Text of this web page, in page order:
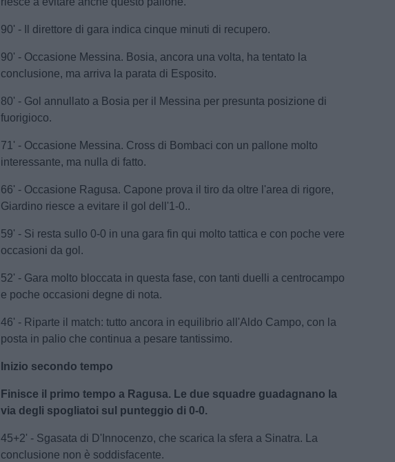
90' - Il direttore di gara indica cinque minuti di recupero.
90' - Occasione Messina. Bosia, ancora una volta, ha tentato la
conclusione, ma arriva la parata di Esposito.
80' - Gol annullato a Bosia per il Messina per presunta posizione di
fuorigioco.
71' - Occasione Messina. Cross di Bombaci con un pallone molto
interessante, ma nulla di fatto.
66' - Occasione Ragusa. Capone prova il tiro da oltre l'area di rigore,
Giardino riesce a evitare il gol dell'1-0..
59' - Si resta sullo 0-0 in una gara fin qui molto tattica e con poche vere
occasioni da gol.
52' - Gara molto bloccata in questa fase, con tanti duelli a centrocampo
e poche occasioni degne di nota.
46' - Riparte il match: tutto ancora in equilibrio all'Aldo Campo, con la
posta in palio che continua a pesare tantissimo.
Inizio secondo tempo
Finisce il primo tempo a Ragusa. Le due squadre guadagnano la
via degli spogliatoi sul punteggio di 0-0.
45+2' - Sgasata di D'Innocenzo, che scarica la sfera a Sinatra. La
conclusione non è soddisfacente.